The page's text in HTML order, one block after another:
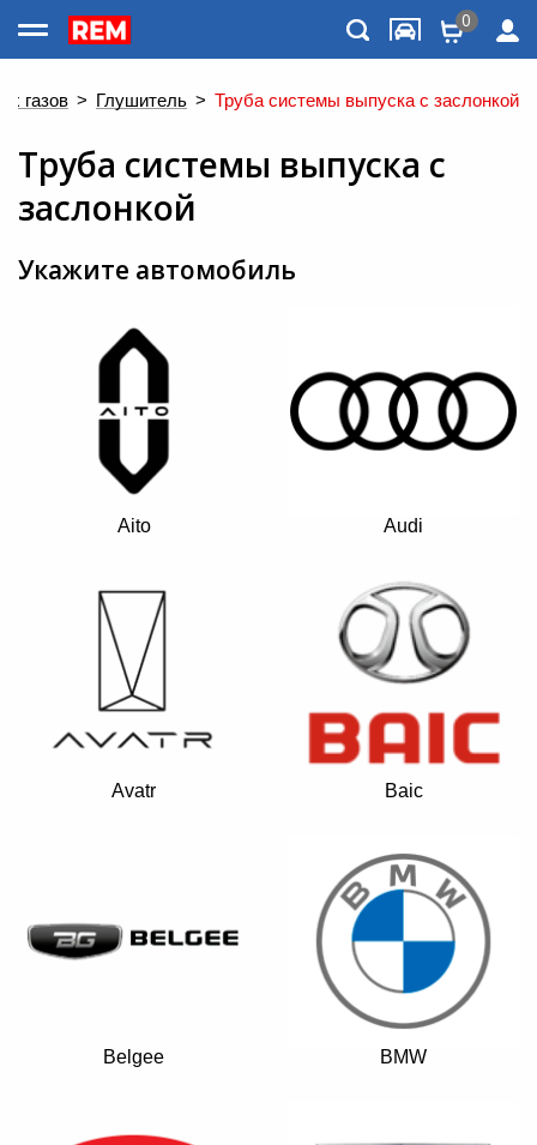
Каталог товаров
Меню
0
газов > Глушитель > Труба системы выпуска с заслонкой
Труба системы выпуска с
заслонкой
Укажите автомобиль
Aito Audi
Avatr Baic
Belgee BMW